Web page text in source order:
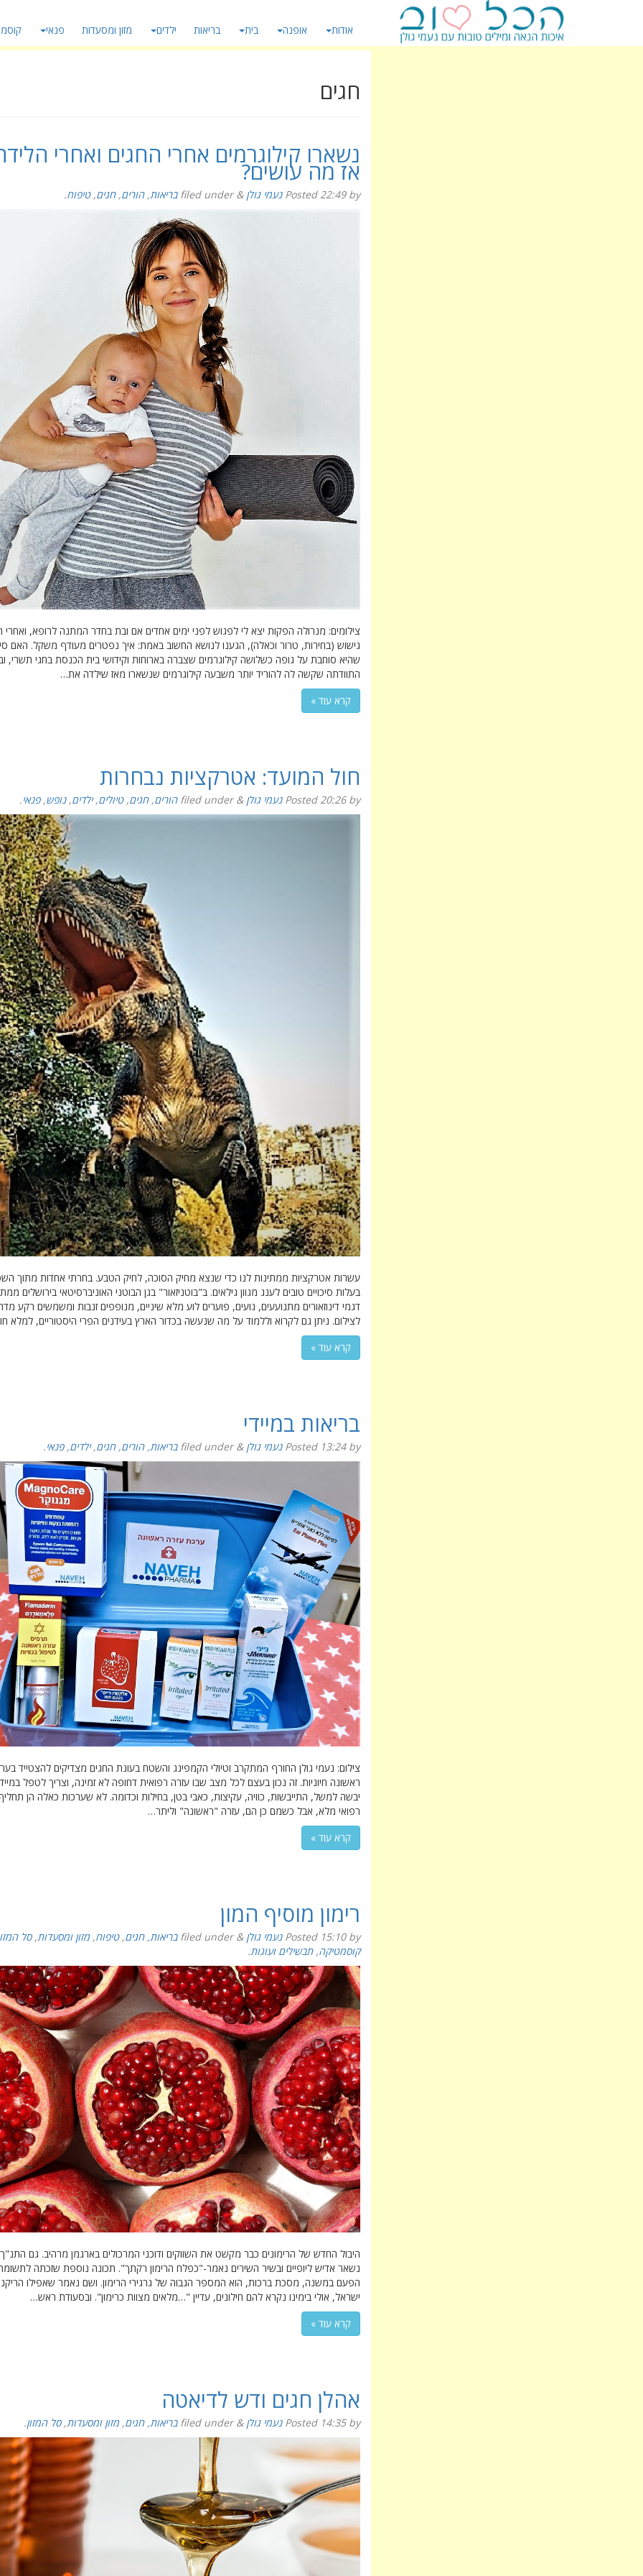
אודות אופנה בית בריאות ילדים מזון ומסעדות פנאי
חגים
נשארו קילוגרמים אחרי החגים ואחרי
אז מה עושים?
Posted22:49by נעמי גולן &
filed under בריאות,הורים,חגים,טיפוח.
צילומים: מנרולה הפקות יצא לי לפגוש לפני ימים אחדים אם ובת בחדר המתנה לרופא, ואחרי
גישוש (בחירות, טרור וכאלה), הגענו לנושא החשוב באמת: איך נפטרים מעודף משקל. האם
שהיא סוחבת על גופה כשלושה קילוגרמים שצברה בארוחות וקידושי בית הכנסת בחגי תשרי,
התוודתה שקשה לה להוריד יותר משבעה קילוגרמים שנשארו מאז שילדה את…
קרא עוד »
חול המועד: אטרקציות נבחרות
Posted20:26by נעמי גולן &
filed under הורים,חגים,טיולים,ילדים,נופש,פנאי.
עשרות אטרקציות ממתינות לנו כדי שנצא מחיק הסוכה, לחיק הטבע. בחרתי אחדות מתוך
דגמי דינוזאורים מתנועעים, גועים, פוערים לוע מלא שיניים, מנופפים זנבות ומשמשים רקע
לצילום. ניתן גם לקרוא וללמוד על מה שנעשה בכדור הארץ בעידנים הפרי היסטוריים, למלא
קרא עוד »
בריאות במיידי
Posted 13:24by נעמי גולן &
filed under בריאות,הורים,חגים,ילדים,פנאי.
צילום: נעמי גולן החורף המתקרב וטיולי הקמפינג והשטח בעונת החגים מצדיקים להצטייד
ראשונה חיוניות. זה נכון בעצם לכל מצב שבו עזרה רפואית דחופה לא זמינה, וצריך לטפל
יבשה למשל, התייבשות, כוויה, עקיצות, כאבי בטן, בחילות וכדומה. לא שערכות כאלה הן
רפואי מלא, אבל כשמם כן הם, עזרה "ראשונה" וליתר…
קרא עוד »
רימון מוסיף המון
Posted 15:10by נעמי גולן &
filed under בריאות,חגים,טיפוח,מזון ומסעדות,סל
קוסמטיקה,תבשילים ועוגות.
היבול החדש של הרימונים כבר מקשט את השווקים ודוכני המרכולים בארגמן מרהיב. גם
נשאר אדיש ליופיים ובשיר השירים נאמר-"כפלח הרימון רקתך". תכונה נוספת שזכתה
הפעם במשנה, מסכת ברכות, הוא המספר הגבוה של גרגירי הרימון. ושם נאמר שאפילו
ישראל, אולי בימינו נקרא להם חילונים, עדיין "…מלאים מצוות כרימון". ובסעודת ראש…
קרא עוד »
אהלן חגים ודש לדיאטה
Posted 14:35by נעמי גולן &
filed under בריאות,חגים,מזון ומסעדות,סל המזון.